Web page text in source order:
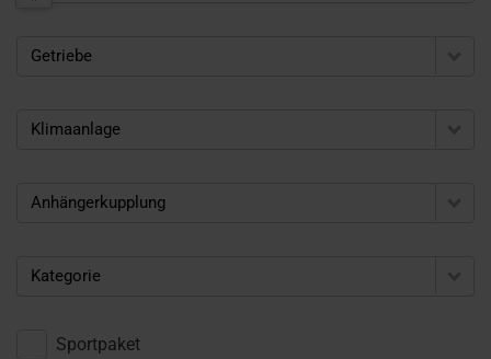
Getriebe
Klimaanlage
Anhängerkupplung
Kategorie
Sportpaket